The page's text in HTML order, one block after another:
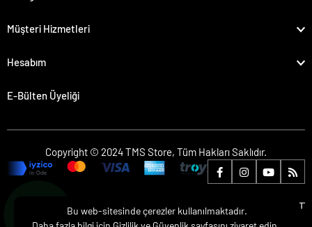
Müşteri Hizmetleri
Hesabım
E-Bülten Üyeliği
Copyright © 2024 TMS Store, Tüm Hakları Saklıdır.
Bu web-sitesinde çerezler kullanılmaktadır.